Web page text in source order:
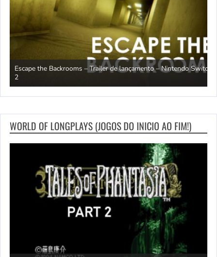
Escape the Backrooms – Trailer de lançamento – Nintendo Switch
2
WORLD OF LONGPLAYS (JOGOS DO INICIO AO FIM!)